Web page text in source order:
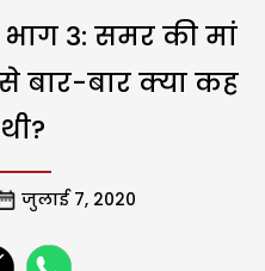
3: समर की मां
बार-बार क्या कह
जुलाई 7, 2020